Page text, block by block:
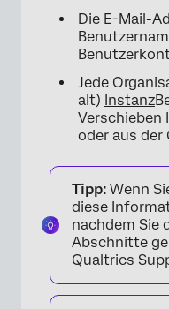
Die E-Mail-
Jede
alt) Instanz
Verschieben
oder aus der
Tipp: Wenn
diese
nachdem Sie
Abschnitte
Qualtrics